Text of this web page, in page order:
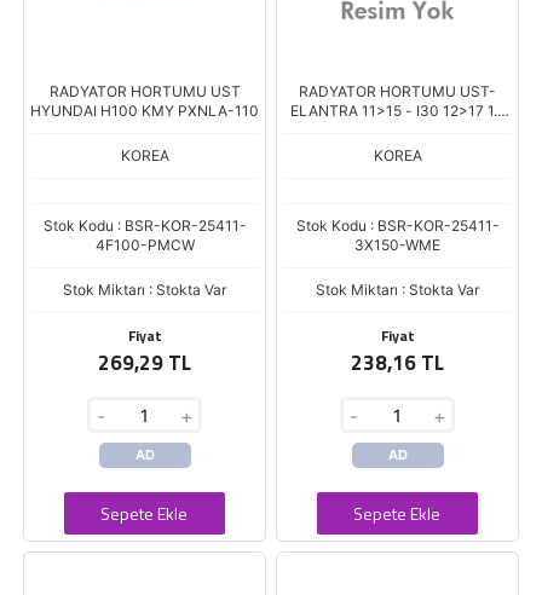
RADYATOR HORTUMU UST
HYUNDAI H100 KMY PXNLA-110
KOREA
Stok Kodu : BSR-KOR-25411-
4F100-PMCW
Stok Miktarı : Stokta Var
Fiyat
269,29 TL
- +
AD
Sepete Ekle
RADYATOR HORTUMU UST-
ELANTRA 11>15 - I30 12>17 1.6
KOREA
Stok Kodu : BSR-KOR-25411-
3X150-WME
Stok Miktarı : Stokta Var
Fiyat
238,16 TL
- +
AD
Sepete Ekle